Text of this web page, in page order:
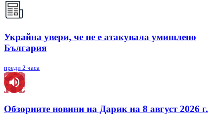
Украйна увери, че не е атакувала умишлено
България
преди 2 часа
Обзорните новини на Дарик на 8 август 2026 г.